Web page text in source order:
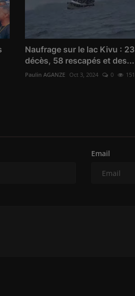
Naufrage sur le lac Kivu : 23
décès, 58 rescapés et des...
Paulin AGANZE Oct 3, 2024 0 151
Email